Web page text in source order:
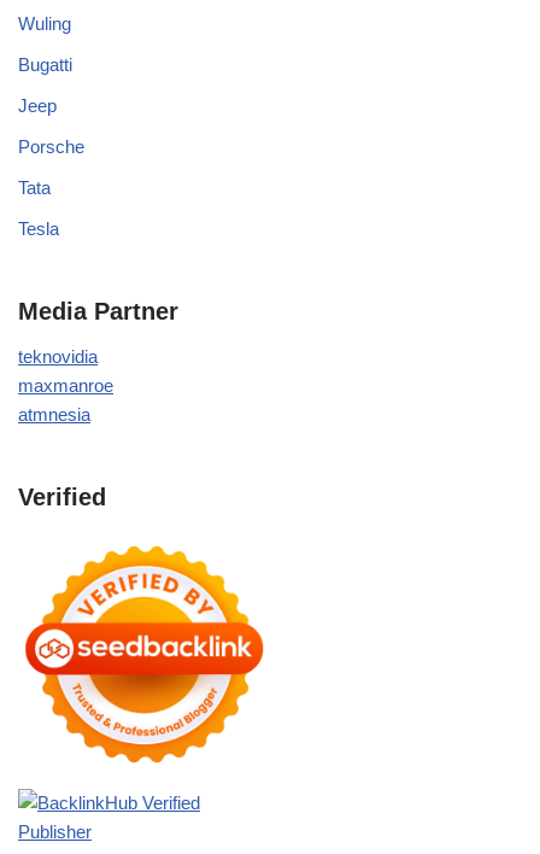
Wuling
Bugatti
Jeep
Porsche
Tata
Tesla
Media Partner
teknovidia
maxmanroe
atmnesia
Verified